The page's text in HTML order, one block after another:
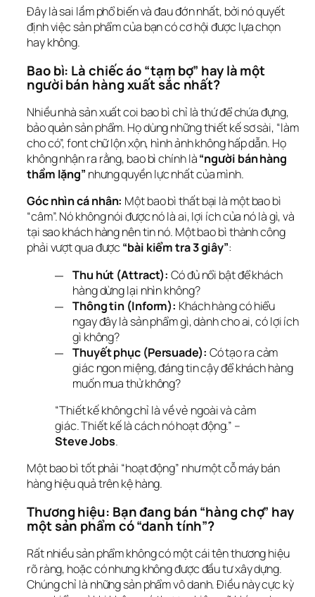
Đây là sai lầm phổ biến và đau đớn nhất, bởi nó quyết
định việc sản phẩm của bạn có cơ hội được lựa chọn
hay không.
Bao bì: Là chiếc áo “tạm bợ” hay là một
người bán hàng xuất sắc nhất?
Nhiều nhà sản xuất coi bao bì chỉ là thứ để chứa đựng,
bảo quản sản phẩm. Họ dùng những thiết kế sơ sài, “làm
cho có”, font chữ lộn xộn, hình ảnh không hấp dẫn. Họ
không nhận ra rằng, bao bì chính là “người bán hàng
thầm lặng” nhưng quyền lực nhất của mình.
Góc nhìn cá nhân: Một bao bì thất bại là một bao bì
“câm”. Nó không nói được nó là ai, lợi ích của nó là gì, và
tại sao khách hàng nên tin nó. Một bao bì thành công
phải vượt qua được “bài kiểm tra 3 giây”:
Thu hút (Attract): Có đủ nổi bật để khách
hàng dừng lại nhìn không?
Thông tin (Inform): Khách hàng có hiểu
ngay đây là sản phẩm gì, dành cho ai, có lợi ích
gì không?
Thuyết phục (Persuade): Có tạo ra cảm
giác ngon miệng, đáng tin cậy để khách hàng
muốn mua thử không?
“Thiết kế không chỉ là về vẻ ngoài và cảm
giác. Thiết kế là cách nó hoạt động.”
Steve Jobs.
Một bao bì tốt phải “hoạt động” như một cỗ máy bán
hàng hiệu quả trên kệ hàng.
Thương hiệu: Bạn đang bán “hàng chợ” hay
một sản phẩm có “danh tính”?
Rất nhiều sản phẩm không có một cái tên thương hiệu
rõ ràng, hoặc có nhưng không được đầu tư xây dựng.
Chúng chỉ là những sản phẩm vô danh. Điều này cực kỳ